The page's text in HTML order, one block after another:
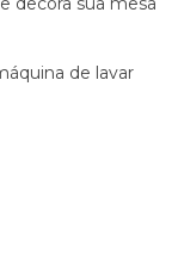
de lavar